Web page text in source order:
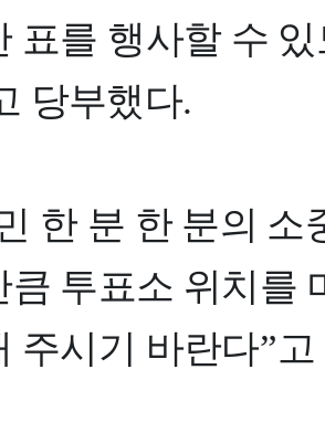
표를 행사할 수
당부했다.
한 분 한 분의 소
큼 투표소 위치를
주시기 바란다”